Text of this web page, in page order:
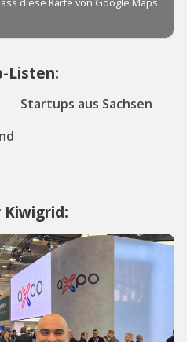
Listen:
Startups aus Sachsen